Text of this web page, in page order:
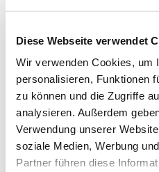
Diese Webseite verwendet
Wir verwenden Cookies, um
personalisieren, Funktionen
zu können und die Zugriffe
analysieren. Außerdem
Verwendung unserer
soziale Medien, Werbung
Partner führen diese
Dies